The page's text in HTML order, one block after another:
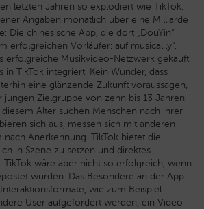
letzten Jahren so explodiert wie TikTok.
Angaben monatlich über eine Milliarde
Die chinesische App, die dort „DouYin“
erfolgreichen Vorläufer: auf musical.ly“.
erfolgreiche Musikvideo-Netzwerk gekauft
TikTok integriert. Kein Wunder, dass
eine glänzende Zukunft voraussagen,
Zielgruppe von zehn bis 13 Jahren.
Alter suchen Menschen nach ihrer
sich aus, messen sich mit anderen
Anerkennung. TikTok bietet die
in Szene zu setzen und direktes
TikTok wäre aber nicht so erfolgreich, wenn
würden. Das Besondere an der App
wie zum Beispiel
User aufgefordert werden, ein Video